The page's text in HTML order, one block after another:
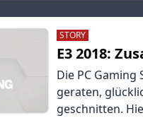
STORY
E3 2018:
Die PC
geraten,
geschnitten.